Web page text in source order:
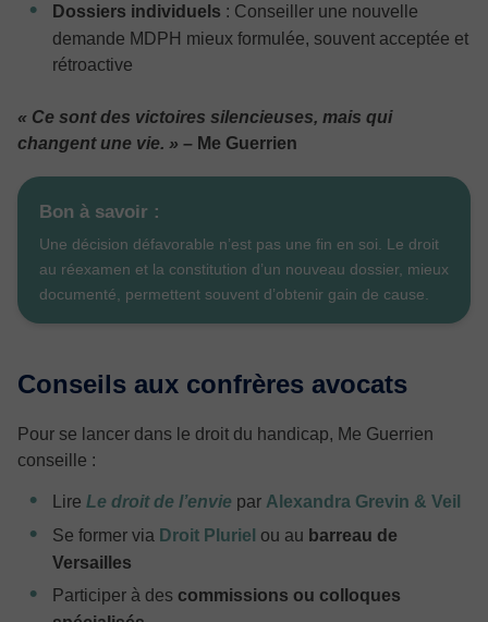
Dossiers individuels : Conseiller une nouvelle
demande MDPH mieux formulée, souvent acceptée et
rétroactive
« Ce sont des victoires silencieuses, mais qui
changent une vie. » – Me Guerrien
Bon à savoir :
Une décision défavorable n’est pas une fin en soi. Le droit
au réexamen et la constitution d’un nouveau dossier, mieux
documenté, permettent souvent d’obtenir gain de cause.
Conseils aux confrères avocats
Pour se lancer dans le droit du handicap, Me Guerrien
conseille :
Lire Le droit de l’envie par Alexandra Grevin & Veil
Se former via Droit Pluriel ou au barreau de
Versailles
Participer à des commissions ou colloques